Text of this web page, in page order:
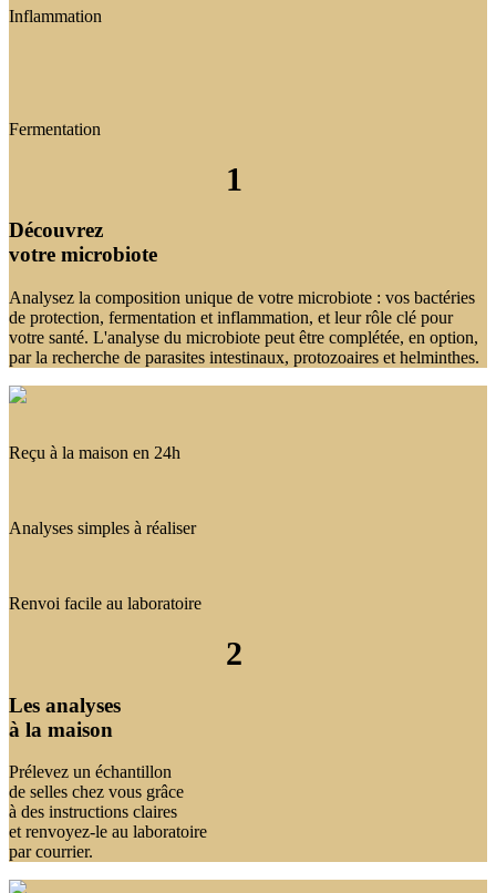
Inflammation
Fermentation
1
Découvrez
votre microbiote
Analysez la composition unique de votre microbiote : vos bactéries
de protection, fermentation et inflammation, et leur rôle clé pour
votre santé. L'analyse du microbiote peut être complétée, en option,
par la recherche de parasites intestinaux, protozoaires et helminthes.
Reçu à la maison en 24h
Analyses simples à réaliser
Renvoi facile au laboratoire
2
Les analyses
à la maison
Prélevez un échantillon
de selles chez vous grâce
à des instructions claires
et renvoyez-le au laboratoire
par courrier.